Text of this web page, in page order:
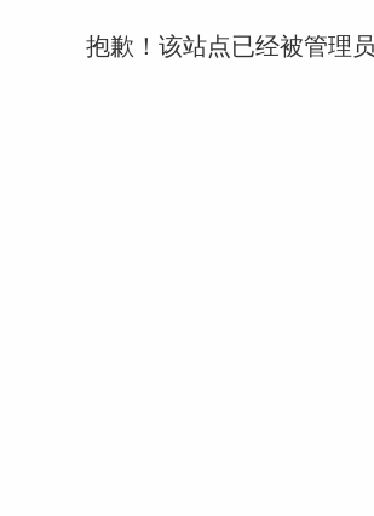
抱歉！该站点已经被管理